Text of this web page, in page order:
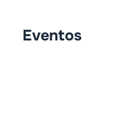
Eventos